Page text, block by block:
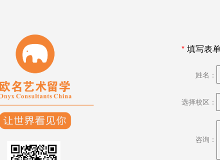
*填写表
姓名：
选择校区：
咨询：